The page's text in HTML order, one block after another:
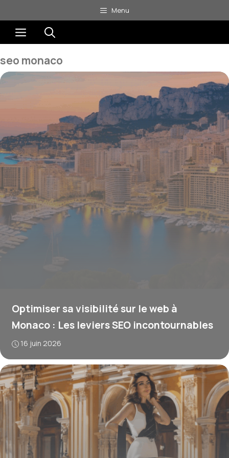
au
contenu
Menu
Menu
seo monaco
Optimiser sa visibilité sur le web à
Monaco : Les leviers SEO incontournables
16 juin 2026